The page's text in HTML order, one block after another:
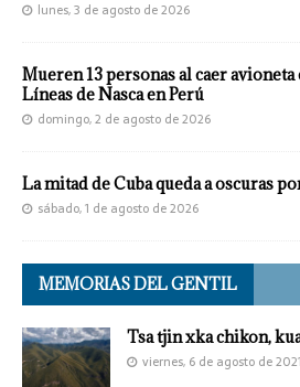
lunes, 3 de agosto de 2026
Mueren 13 personas al caer
Líneas de Nasca en Perú
domingo, 2 de agosto de 2026
La mitad de Cuba queda a oscuras
sábado, 1 de agosto de 2026
MEMORIAS DEL GENTIL
Tsa tjin xka chikon,
viernes, 6 de agosto de 2021